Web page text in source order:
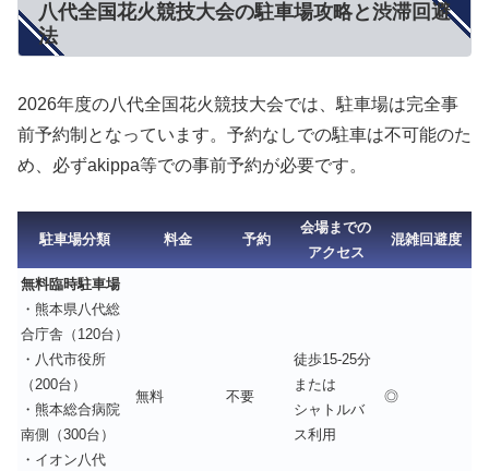
八代全国花火競技大会の駐車場攻略と渋滞回避
法
2026年度の八代全国花火競技大会では、 駐車場は完全事
前予約制 となっています。予約なしでの駐車は不可能のた
め、必ずakippa等での事前予約が必要です。
駐車場分類 料金 予約
会場までの
アクセス
混雑回避度
無料臨時駐車場
・熊本県八代総
合庁舎（120台）
・八代市役所
（200台）
・熊本総合病院
南側（300台）
・イオン八代
無料 不要
徒歩15-25分
または
シャトルバ
ス利用
◎